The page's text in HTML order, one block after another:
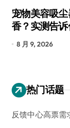
宠物美容吸
香？实测告
8 月 9, 2026
热门话题
反馈中心高票需